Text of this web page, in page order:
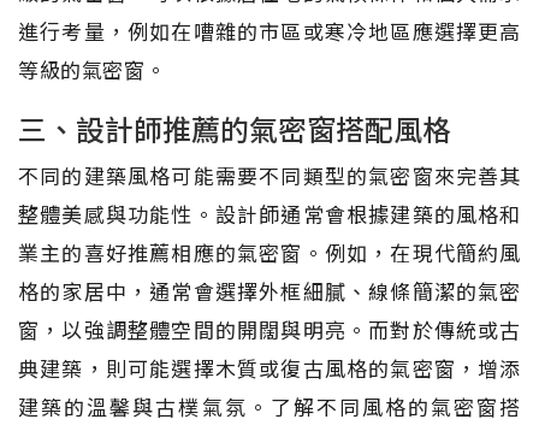
進行考量，例如在嘈雜的市區或寒冷地區應選擇更高
等級的氣密窗。
三、設計師推薦的氣密窗搭配風格
不同的建築風格可能需要不同類型的氣密窗來完善其
整體美感與功能性。設計師通常會根據建築的風格和
業主的喜好推薦相應的氣密窗。例如，在現代簡約風
格的家居中，通常會選擇外框細膩、線條簡潔的氣密
窗，以強調整體空間的開闊與明亮。而對於傳統或古
典建築，則可能選擇木質或復古風格的氣密窗，增添
建築的溫馨與古樸氣氛。了解不同風格的氣密窗搭